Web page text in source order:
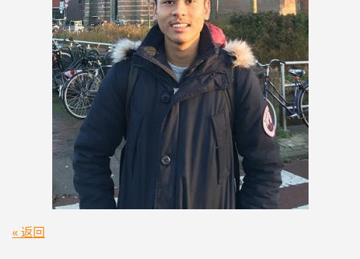
« 返回